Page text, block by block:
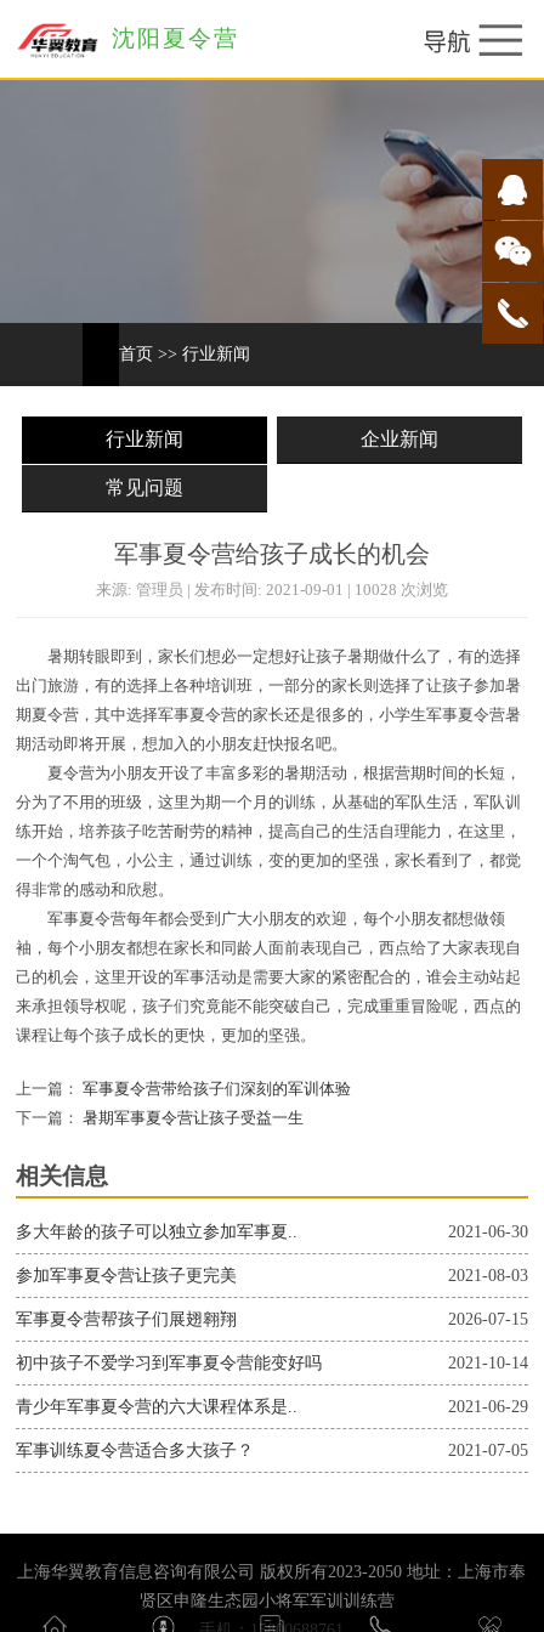
沈阳夏令营
首页 >> 行业新闻
行业新闻 企业新闻
常见问题
军事夏令营给孩子成长的机会
来源: 管理员 | 发布时间: 2021-09-01 | 10028 次浏览
暑期转眼即到，家长们想必一定想好让孩子暑期做什么了，有的选择
出门旅游，有的选择上各种培训班，一部分的家长则选择了让孩子参加暑
期夏令营，其中选择军事夏令营的家长还是很多的，小学生军事夏令营暑
期活动即将开展，想加入的小朋友赶快报名吧。
夏令营为小朋友开设了丰富多彩的暑期活动，根据营期时间的长短，
分为了不用的班级，这里为期一个月的训练，从基础的军队生活，军队训
练开始，培养孩子吃苦耐劳的精神，提高自己的生活自理能力，在这里，
一个个淘气包，小公主，通过训练，变的更加的坚强，家长看到了，都觉
得非常的感动和欣慰。
军事夏令营每年都会受到广大小朋友的欢迎，每个小朋友都想做领
袖，每个小朋友都想在家长和同龄人面前表现自己，西点给了大家表现自
己的机会，这里开设的军事活动是需要大家的紧密配合的，谁会主动站起
来承担领导权呢，孩子们究竟能不能突破自己，完成重重冒险呢，西点的
课程让每个孩子成长的更快，更加的坚强。
上一篇： 军事夏令营带给孩子们深刻的军训体验
下一篇： 暑期军事夏令营让孩子受益一生
相关信息
2021-06-30
多大年龄的孩子可以独立参加军事夏..
2021-08-03
参加军事夏令营让孩子更完美
2026-07-15
军事夏令营帮孩子们展翅翱翔
2021-10-14
初中孩子不爱学习到军事夏令营能变好吗
2021-06-29
青少年军事夏令营的六大课程体系是..
2021-07-05
军事训练夏令营适合多大孩子？
上海华翼教育信息咨询有限公司 版权所有2023-2050 地址：上海市奉
贤区申隆生态园小将军军训训练营